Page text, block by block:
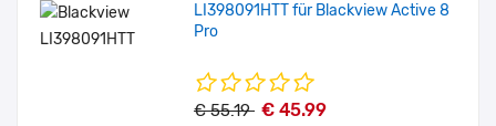
LI398091HTT für Blackview Active 8
Pro
€ 55.19 € 45.99